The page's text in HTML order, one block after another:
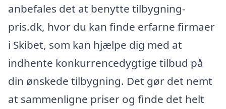
anbefales det at benytte tilbygning-
pris.dk, hvor du kan finde erfarne firmaer
i Skibet, som kan hjælpe dig med at
indhente konkurrencedygtige tilbud på
din ønskede tilbygning. Det gør det nemt
at sammenligne priser og finde det helt